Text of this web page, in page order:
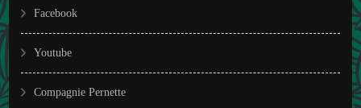
Facebook
Youtube
Compagnie Pernette